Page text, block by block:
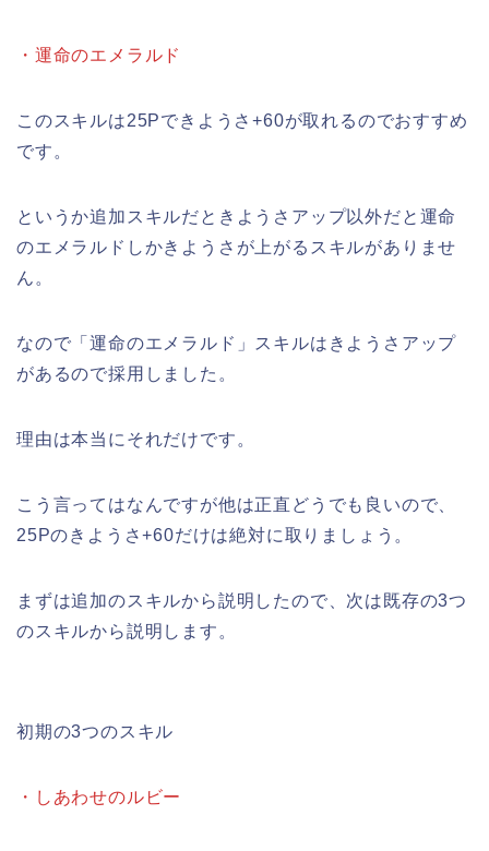
・運命のエメラルド
このスキルは25Pできようさ+60が取れるのでおすすめ
です。
というか追加スキルだときようさアップ以外だと運命
のエメラルドしかきようさが上がるスキルがありませ
ん。
なので「運命のエメラルド」スキルはきようさアップ
があるので採用しました。
理由は本当にそれだけです。
こう言ってはなんですが他は正直どうでも良いので、
25Pのきようさ+60だけは絶対に取りましょう。
まずは追加のスキルから説明したので、次は既存の3つ
のスキルから説明します。
初期の3つのスキル
・しあわせのルビー